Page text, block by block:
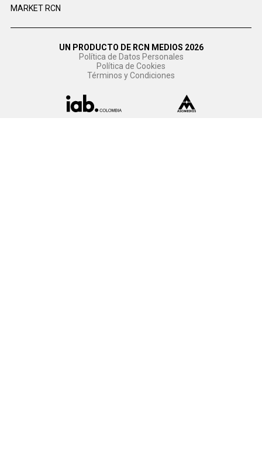
MARKET RCN
UN PRODUCTO DE RCN MEDIOS 2026
Política de Datos Personales
Política de Cookies
Términos y Condiciones